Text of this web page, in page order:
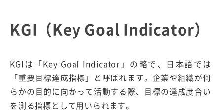
KGI（Key Goal Indicator）
KGIは「Key Goal Indicator」の略で、日本語では
「重要目標達成指標」と呼ばれます。企業や組織が何
らかの目的に向かって活動する際、目標の達成度合い
を測る指標として用いられます。